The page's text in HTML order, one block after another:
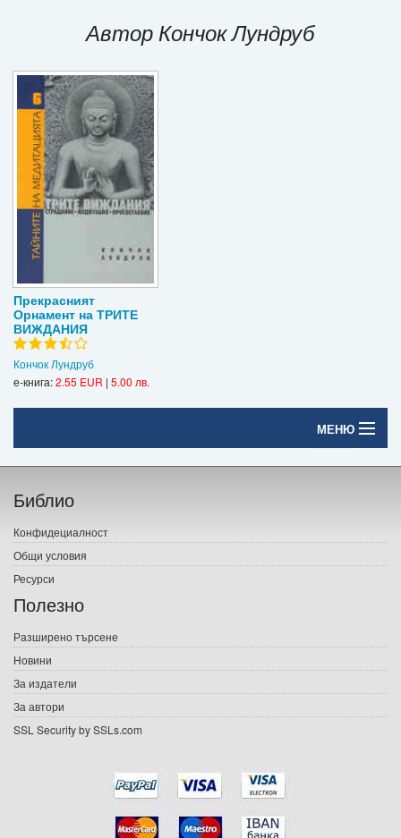
Подаръци
Ваучери
Промоции
Контакти
Вход
Регистрация
Автор Кончок Лундруб
Прекрасният
Орнамент на ТРИТЕ
ВИЖДАНИЯ
Кончок Лундруб
е-книга:2.55 EUR | 5.00 лв.
МЕНЮ
Начало
Печатни книги
Електронни книги
Е-списания
Подаръци
Ваучери
Библио
Конфидециалност
Общи условия
Ресурси
Полезно
Разширено търсене
Новини
За издатели
За автори
SSL Security by SSLs.com